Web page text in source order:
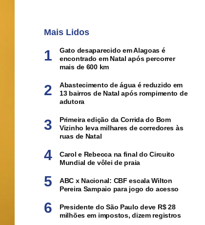
Mais Lidos
Gato desaparecido em Alagoas é
encontrado em Natal após percorrer
mais de 600 km
Abastecimento de água é reduzido em
13 bairros de Natal após rompimento de
adutora
Primeira edição da Corrida do Bom
Vizinho leva milhares de corredores às
ruas de Natal
Carol e Rebecca na final do Circuito
Mundial de vôlei de praia
ABC x Nacional: CBF escala Wilton
Pereira Sampaio para jogo do acesso
Presidente do São Paulo deve R$ 28
milhões em impostos, dizem registros